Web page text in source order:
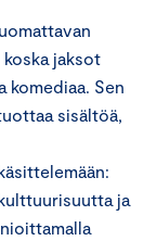
jaksot
Sen
sisältöä,
ja